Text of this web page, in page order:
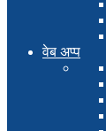
वेब अप्प